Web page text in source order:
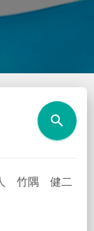
search
人 竹隅 健二